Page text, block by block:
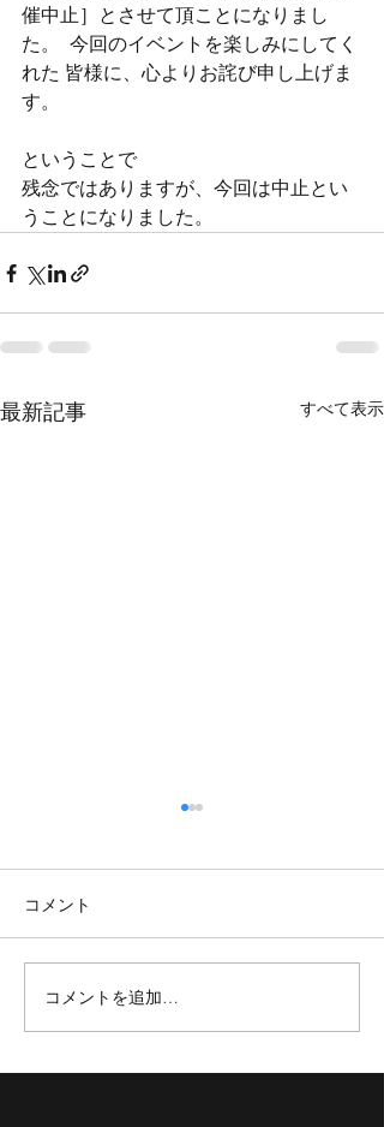
催中止］とさせて頂ことになりまし
た。  今回のイベントを楽しみにしてく
れた 皆様に、心よりお詫び申し上げま
す。
ということで
残念ではありますが、今回は中止とい
うことになりました。
最新記事 すべて表示
【TOKYOBB】新加入選手紹
介✨
コメント
コメントを追加…